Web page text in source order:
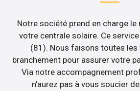
Notre société prend en charge
votre centrale solaire. Ce
(81). Nous faisons toutes
branchement pour assurer votre
Via notre accompagnement
n’aurez pas à vous soucier